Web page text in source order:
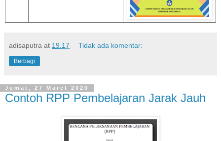
adisaputra at 19.17 Tidak ada komentar:
Berbagi
Jumat, 27 Maret 2020
Contoh RPP Pembelajaran Jarak Jauh